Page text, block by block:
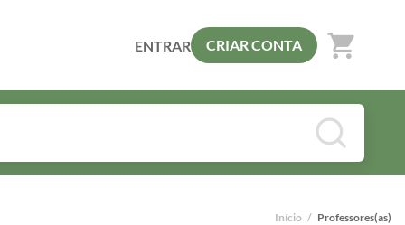
ENTRAR CRIAR CONTA shopping_cart
Início / Professores(as)